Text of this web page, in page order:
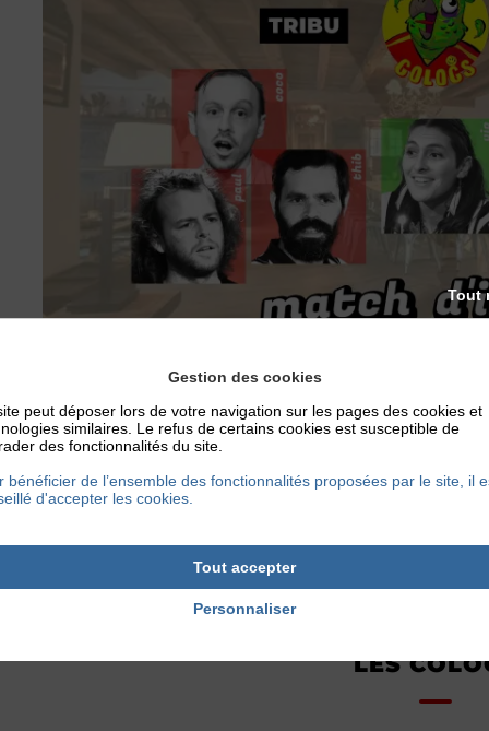
Paul Rigaud, Corentin Debrosse et Thibault David
Pauline Bouchet et Mehdi Saïdi.
Afin de garantir l’accessibilité à tous et à toutes,
LES
Gestion des cookies
peut déposer lors de votre navigation sur les pages des cookies et
similaires. Le refus de certains cookies est susceptible de
des fonctionnalités du site.
bénéficier de l’ensemble des fonctionnalités proposées par le site, il
d'accepter les cookies.
Tout accepter
Tout
Personnaliser